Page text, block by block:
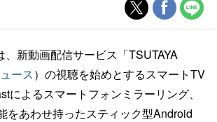
新動画配信サービス「TSUTAYA
ース）の視聴を始めとするスマートTV
によるスマートフォンミラーリング、
をあわせ持ったスティック型Android